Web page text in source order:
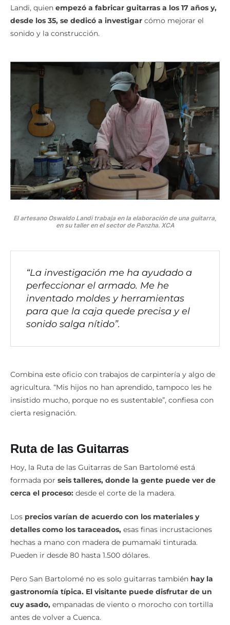
Landi, quien empezó a fabricar guitarras a los 17 años y,
desde los 35, se dedicó a investigar cómo mejorar el
sonido y la construcción.
El artesano Oswaldo Landi trabaja en la elaboración de una guitarra,
en su taller en el sector de Panzha. XCA
“La investigación me ha ayudado a
perfeccionar el armado. Me he
inventado moldes y herramientas
para que la caja quede precisa y el
sonido salga nítido”.
Combina este oficio con trabajos de carpintería y algo de
agricultura. “Mis hijos no han aprendido, tampoco les he
insistido mucho, porque no es sustentable”, confiesa con
cierta resignación.
Ruta de las Guitarras
Hoy, la Ruta de las Guitarras de San Bartolomé está
formada por seis talleres, donde la gente puede ver de
cerca el proceso: desde el corte de la madera.
Los precios varían de acuerdo con los materiales y
detalles como los taraceados, esas finas incrustaciones
hechas a mano con madera de pumamaki tinturada.
Pueden ir desde 80 hasta 1.500 dólares.
Pero San Bartolomé no es solo guitarras también hay la
gastronomía típica. El visitante puede disfrutar de un
cuy asado, empanadas de viento o morocho con tortilla
antes de volver a Cuenca.